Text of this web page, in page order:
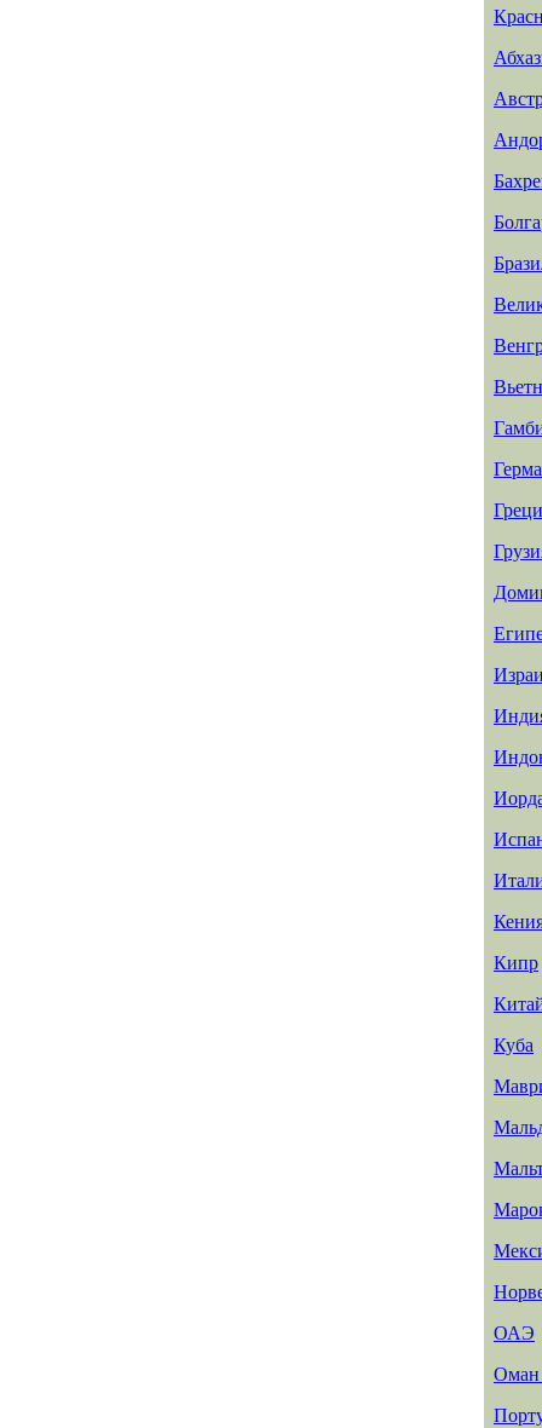
Кипр
Куба
ОАЭ